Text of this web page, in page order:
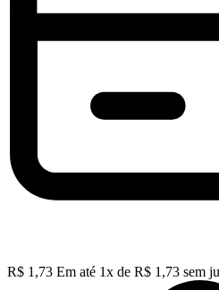
R$ 1,73 Em até 1x de R$ 1,73 sem